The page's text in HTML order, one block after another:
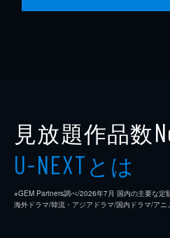
見放題作品数
U-NEXTとは
※GEM Partners調べ/2026年7⽉ 国内の主要な定
海外ドラマ/韓流・アジアドラマ/国内ドラマ/アニ